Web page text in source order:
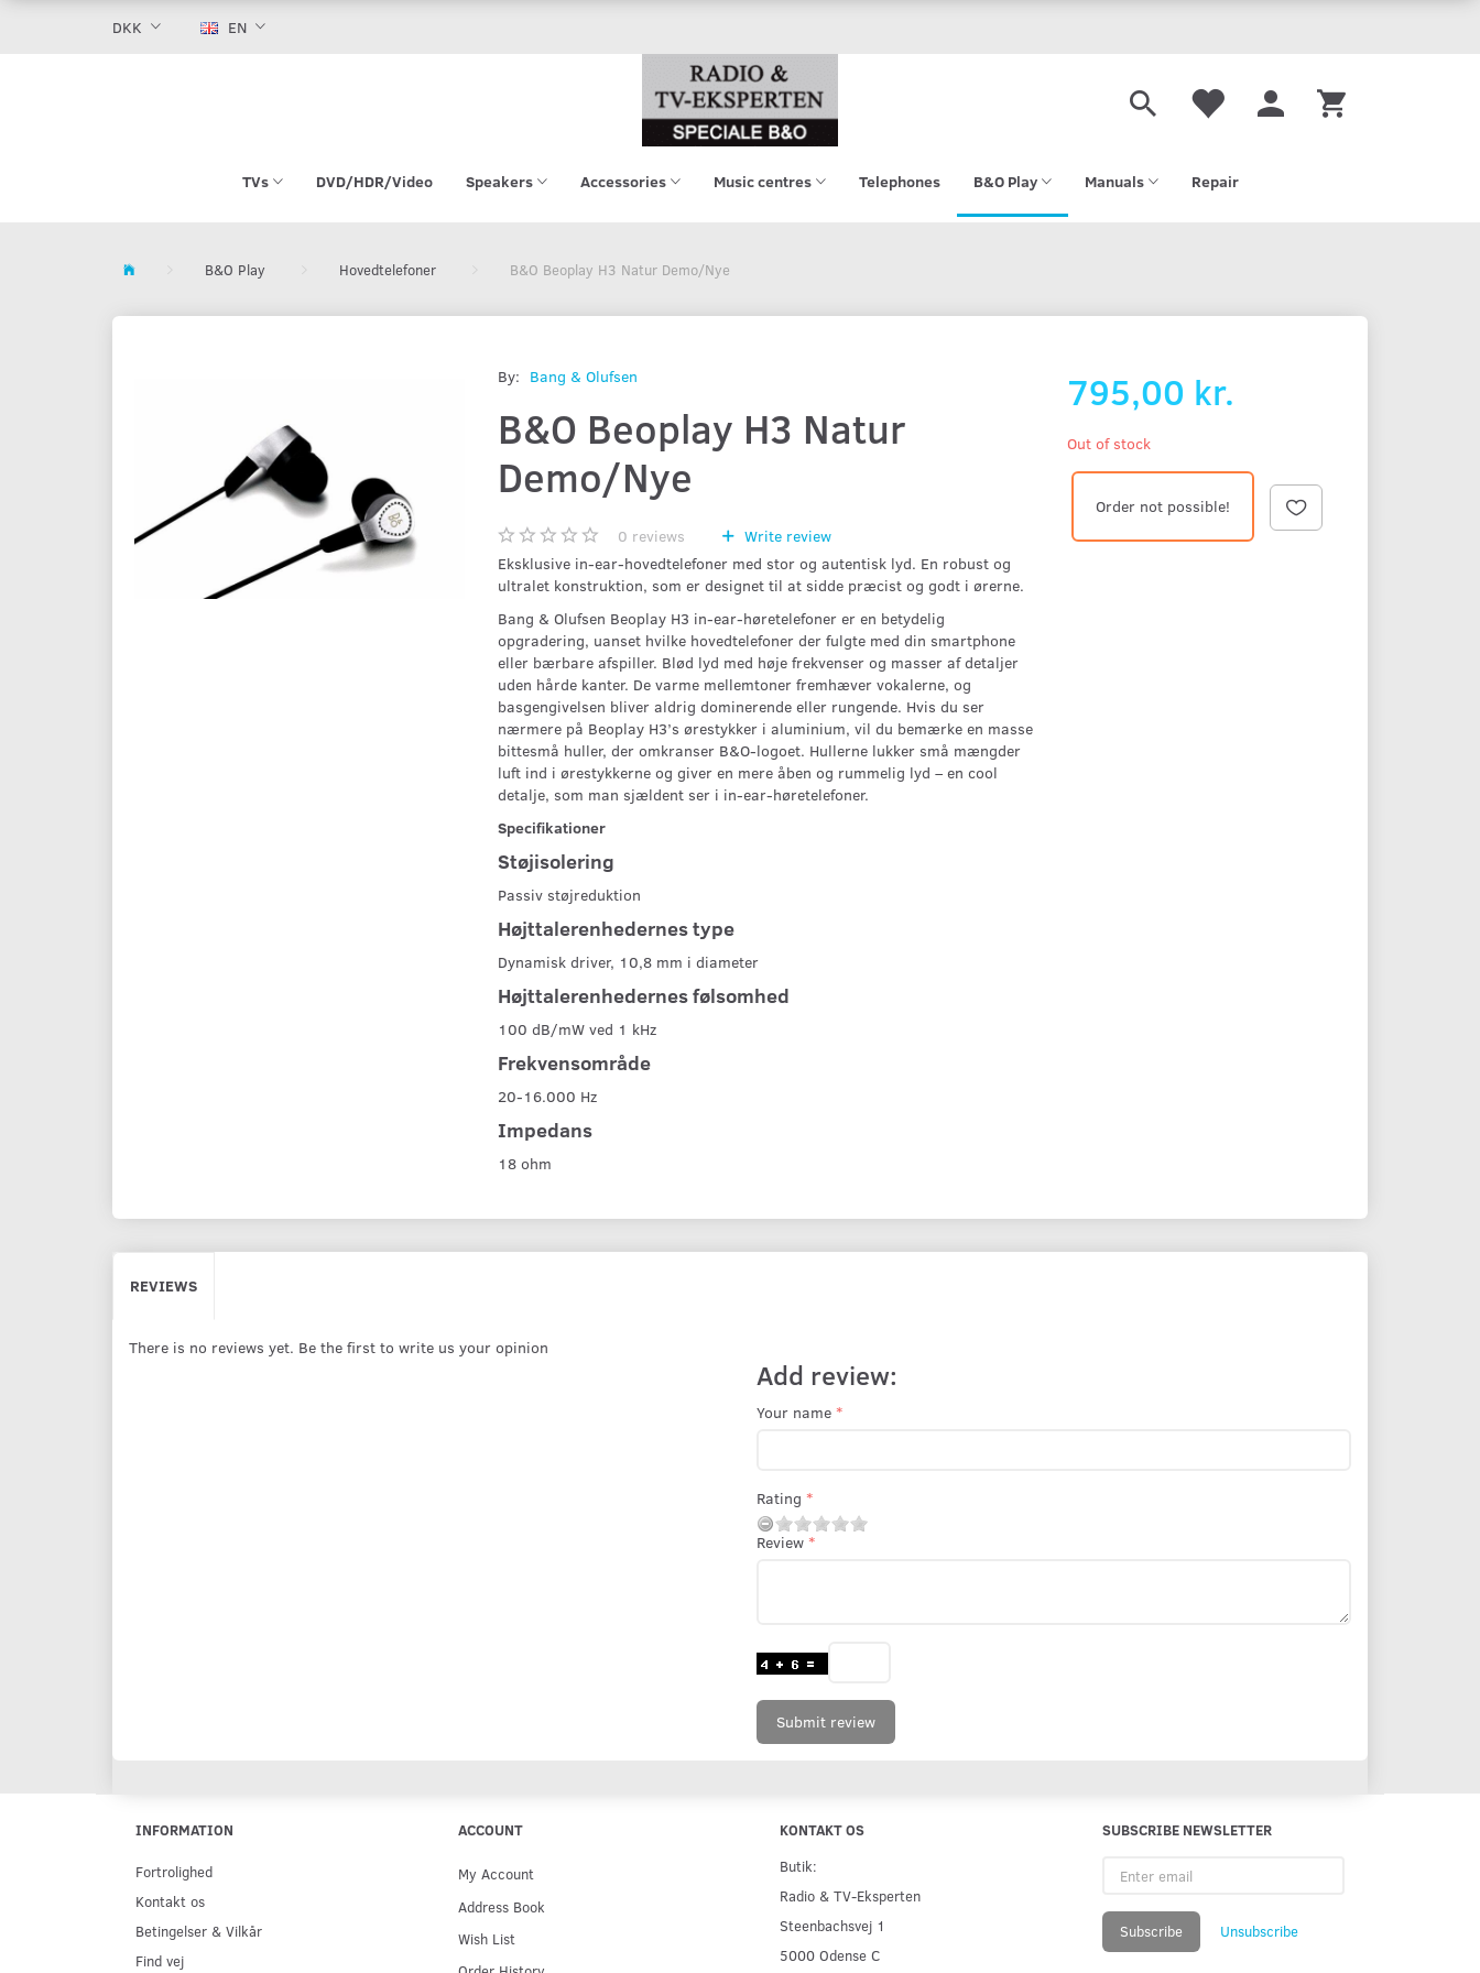
DKK EN
TVs DVD/HDR/Video Speakers Accessories Music centres Telephones B&O Play Manuals Repair
B&O Play Hovedtelefoner B&O Beoplay H3 Natur Demo/Nye
By: Bang & Olufsen
B&O Beoplay H3 Natur
Demo/Nye
0 reviews
Write review
Eksklusive in-ear-hovedtelefoner med stor og autentisk lyd. En robust og
ultralet konstruktion, som er designet til at sidde præcist og godt i ørerne.
Bang & Olufsen Beoplay H3 in-ear-høretelefoner er en betydelig
opgradering, uanset hvilke hovedtelefoner der fulgte med din smartphone
eller bærbare afspiller. Blød lyd med høje frekvenser og masser af detaljer
uden hårde kanter. De varme mellemtoner fremhæver vokalerne, og
basgengivelsen bliver aldrig dominerende eller rungende. Hvis du ser
nærmere på Beoplay H3’s ørestykker i aluminium, vil du bemærke en masse
bittesmå huller, der omkranser B&O-logoet. Hullerne lukker små mængder
luft ind i ørestykkerne og giver en mere åben og rummelig lyd – en cool
detalje, som man sjældent ser i in-ear-høretelefoner.
Specifikationer
Støjisolering
Passiv støjreduktion
Højttalerenhedernes type
Dynamisk driver, 10,8 mm i diameter
Højttalerenhedernes følsomhed
100 dB/mW ved 1 kHz
Frekvensområde
20-16.000 Hz
Impedans
18 ohm
795,00 kr.
Out of stock
Order not possible!
REVIEWS
There is no reviews yet. Be the first to write us your opinion
Add review:
Your name
Rating
Review
Submit review
INFORMATION
Fortrolighed
Kontakt os
Betingelser & Vilkår
Find vej
ACCOUNT
My Account
Address Book
Wish List
KONTAKT OS
Butik:
Radio & TV-Eksperten
Steenbachsvej 1
5000 Odense C
SUBSCRIBE NEWSLETTER
email
Subscribe Unsubscribe